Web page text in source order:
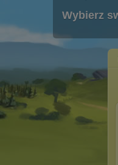
Wybierz